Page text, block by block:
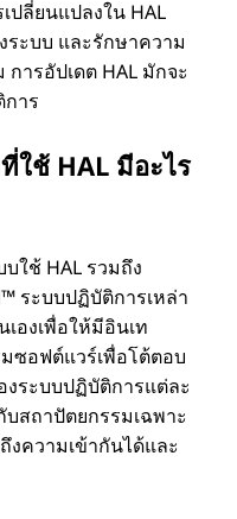
ปลี่ยนแปลงใน HAL
ะบบ และรักษาความ
ารอัปเดต HAL มักจะ
าร
ใช้ HAL มีอะไร
ใช้ HAL รวมถึง
ระบบปฏิบัติการเหล่า
องเพื่อให้มีอินเท
ซอฟต์แวร์เพื่อโต้ตอบ
ระบบปฏิบัติการแต่ละ
สถาปัตยกรรมเฉพาะ
ความเข้ากันได้และ